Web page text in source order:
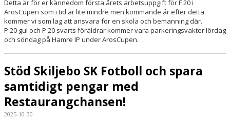
Detta är för er kännedom första årets arbetsuppgift för F 20 i
ArosCupen som i tid är lite mindre men kommande år efter detta
kommer vi som lag att ansvara för en skola och bemanning där.
P 20 gul och P 20 svarts föräldrar kommer vara parkeringsvakter lördag
och söndag på Hamre IP under ArosCupen.
Stöd Skiljebo SK Fotboll och spara
samtidigt pengar med
Restaurangchansen!
2025-10-30